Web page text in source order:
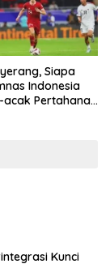
Siapa
Indonesia
acak Pertahanan
Kunci